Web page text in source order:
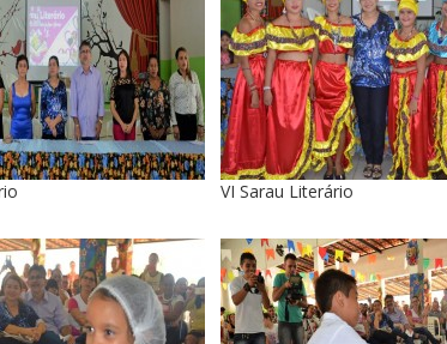
VI Sarau Literário